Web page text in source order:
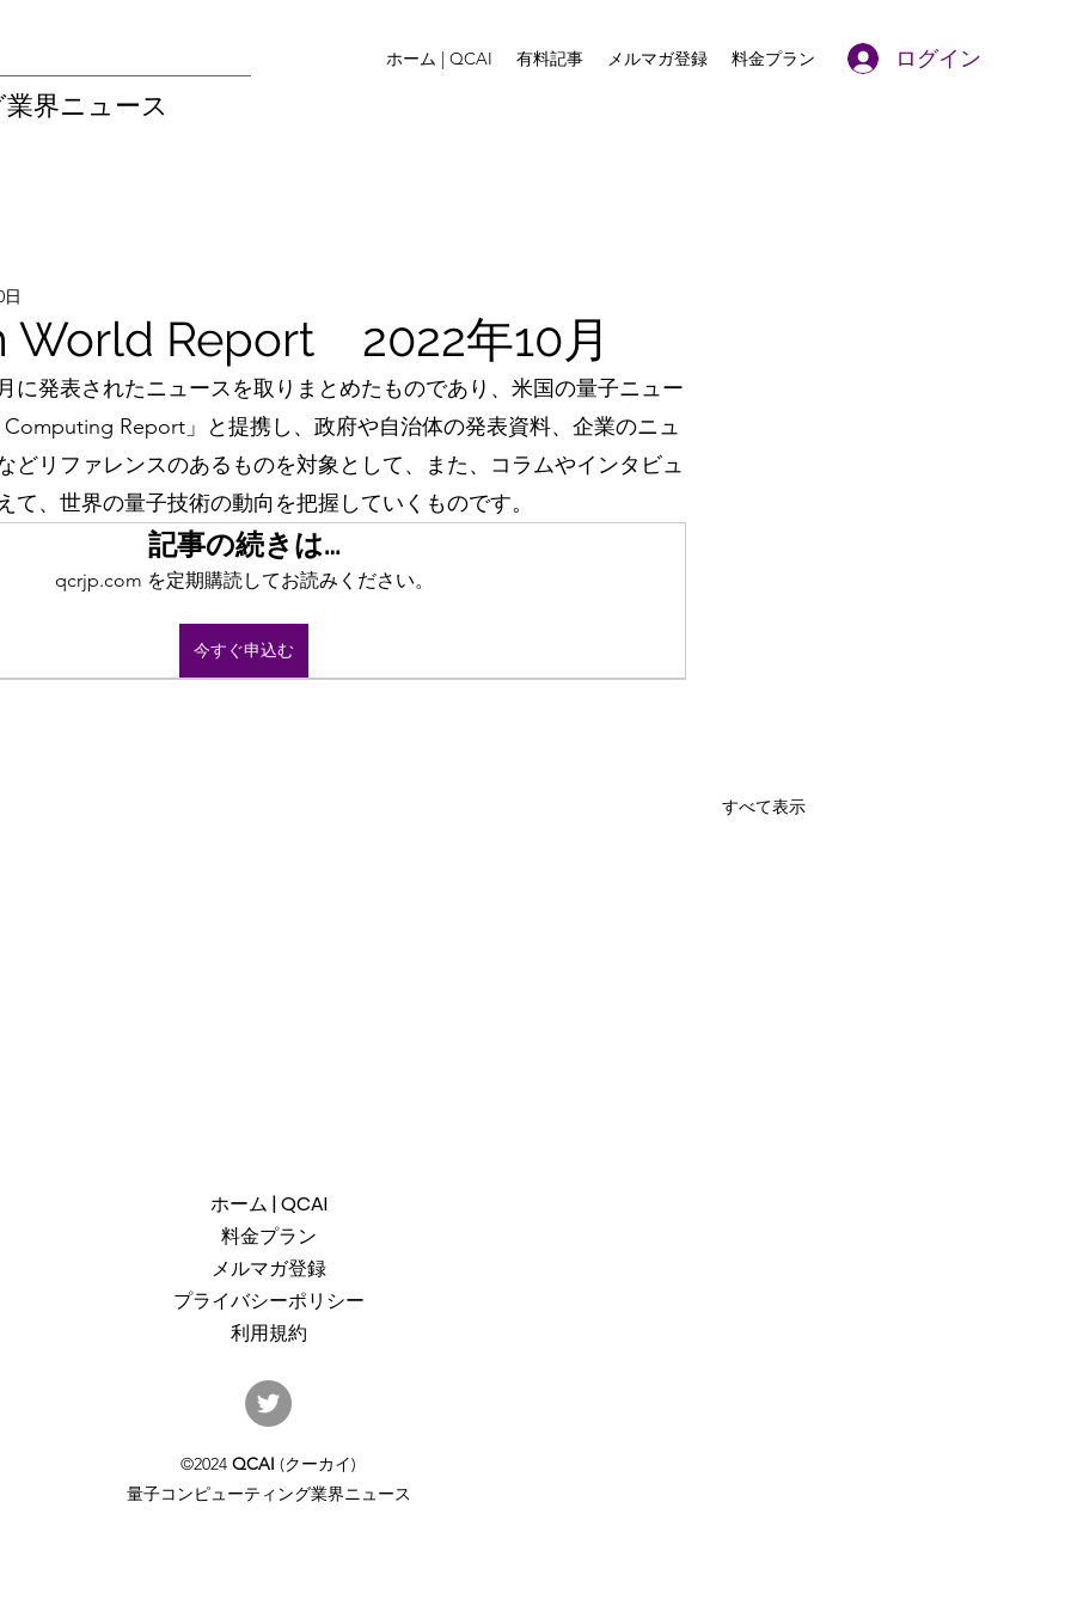
界ニュース
ホーム | QCAI 有料記事 メルマガ登録 料金プラン ログイン
World Report 2022年10月
日
に発表されたニュースを取りまとめたものであり、米国の量子ニュー
Report」と提携し、政府や自治体の発表資料、企業のニュ
どリファレンスのあるものを対象として、また、コラムやインタビュ
て、世界の量子技術の動向を把握していくものです。
記事の続きは…
qcrjp.com を定期購読してお読みください。
今すぐ申込む
すべて表示
産総研のG-QuATに冷却原子
(中性原子)方式の米国QuEra社
億円（4,100万米ドル）。設置
するのは256量子ビットの第2
ホーム | QCAI
料金プラン
メルマガ登録
プライバシーポリシー
利用規約
©2024 QCAI (クーカイ)
量子コンピューティング業界ニュース